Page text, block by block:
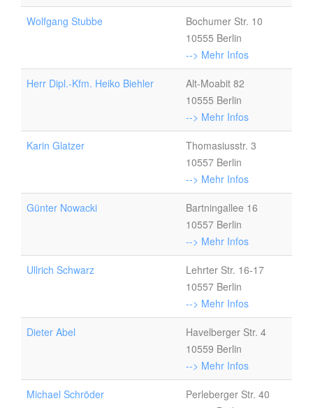
Wolfgang Stubbe
Bochumer Str. 10
10555 Berlin
--> Mehr Infos
Herr Dipl.-Kfm. Heiko Biehler
Alt-Moabit 82
10555 Berlin
--> Mehr Infos
Karin Glatzer
Thomasiusstr. 3
10557 Berlin
--> Mehr Infos
Günter Nowacki
Bartningallee 16
10557 Berlin
--> Mehr Infos
Ullrich Schwarz
Lehrter Str. 16-17
10557 Berlin
--> Mehr Infos
Dieter Abel
Havelberger Str. 4
10559 Berlin
--> Mehr Infos
Michael Schröder
Perleberger Str. 40